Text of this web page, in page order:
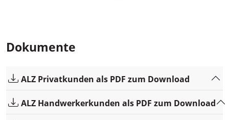
Dokumente
ALZ Privatkunden als PDF zum Download
ALZ Handwerkerkunden als PDF zum Download